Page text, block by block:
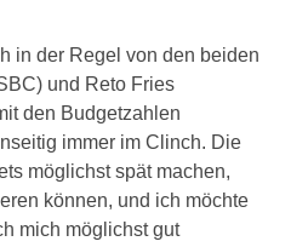
in der Regel von den beiden
und Reto Fries
den Budgetzahlen
immer im Clinch. Die
möglichst spät machen,
können, und ich möchte
mich möglichst gut